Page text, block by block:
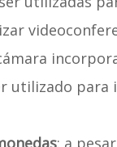
utilizado
: a